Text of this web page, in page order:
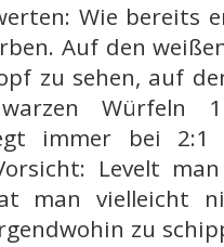
Wie bereits
Auf den
zu sehen, auf
Würfeln
immer bei 2:1
Levelt
man vielleicht
zu